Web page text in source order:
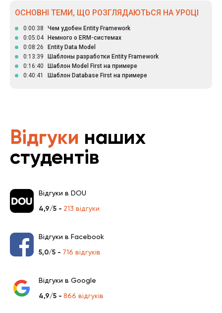
ОСНОВНІ ТЕМИ, ЩО РОЗГЛЯДАЮТЬСЯ НА УРОЦІ
0:00:38
Чем удобен Entity Framework
0:05:04 Немного о ERM-системах
0:08:26
Entity Data Model
0:13:39
Шаблоны разработки Entity Framework
0:16:40
Шаблон Model First на примере
0:40:41
Шаблон Database First на примере
Відгуки наших
студентів
Відгуки в DOU
4,9/5 - 213 відгуки
Відгуки в Facebook
5,0/5 - 716 відгуків
Відгуки в Google
4,9/5 - 866 відгуків